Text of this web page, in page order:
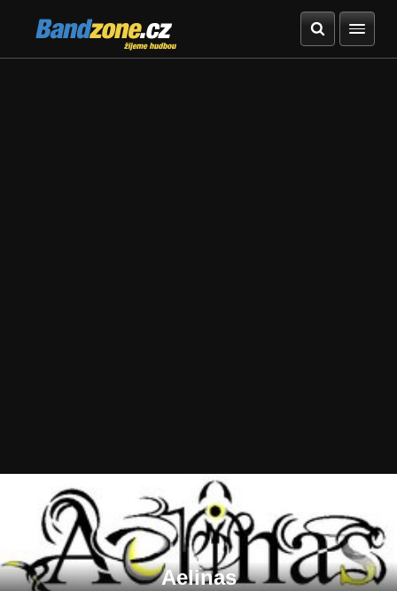
Bandzone.cz
žijeme hudbou
Aelinas